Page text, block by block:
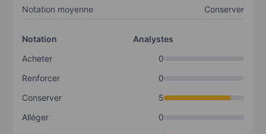
Notation moyenne Conserver
Notation
Analystes
Acheter
0
Renforcer
0
Conserver
5
Alléger
0